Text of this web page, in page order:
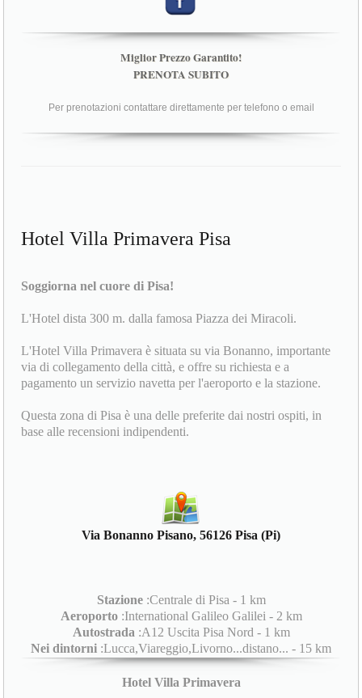
Miglior Prezzo Garantito!
PRENOTA SUBITO
Per prenotazioni contattare direttamente per telefono o email
Hotel Villa Primavera Pisa
Soggiorna nel cuore di Pisa!
L'Hotel dista 300 m. dalla famosa Piazza dei Miracoli.
L'Hotel Villa Primavera è situata su via Bonanno, importante
via di collegamento della città, e offre su richiesta e a
pagamento un servizio navetta per l'aeroporto e la stazione.
Questa zona di Pisa è una delle preferite dai nostri ospiti, in
base alle recensioni indipendenti.
Via Bonanno Pisano, 56126 Pisa (Pi)
Stazione:Centrale di Pisa - 1 km
Aeroporto:International Galileo Galilei - 2 km
Autostrada :A12 Uscita Pisa Nord - 1 km
Nei dintorni :Lucca,Viareggio,Livorno...distano... - 15 km
Hotel Villa Primavera